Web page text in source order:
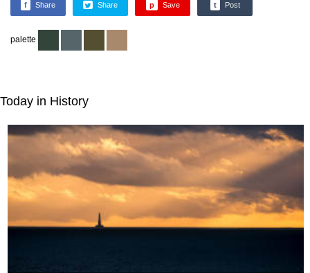
f Share Share p Save t Post
palette
Today in History